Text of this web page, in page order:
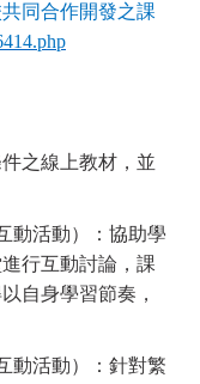
同合作開發之課
之線上教材，並
動活動）：協助學
行互動討論，課
自身學習節奏，
動活動）：針對繁